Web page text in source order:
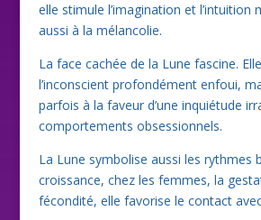
elle stimule l’imagination et l’intuition
aussi à la mélancolie.
La face cachée de la Lune fascine.
l’inconscient profondément enfoui,
parfois à la faveur d’une inquiétude
comportements obsessionnels.
La Lune symbolise aussi les rythmes
croissance, chez les femmes, la
fécondité, elle favorise le contact